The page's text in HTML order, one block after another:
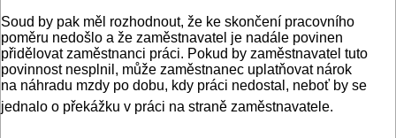
Soud by pak měl rozhodnout, že ke skončení pracovního
poměru nedošlo a že zaměstnavatel je nadále povinen
přidělovat zaměstnanci práci. Pokud by zaměstnavatel tuto
povinnost nesplnil, může zaměstnanec uplatňovat nárok
na náhradu mzdy po dobu, kdy práci nedostal, neboť by se
jednalo o překážku v práci na straně zaměstnavatele.